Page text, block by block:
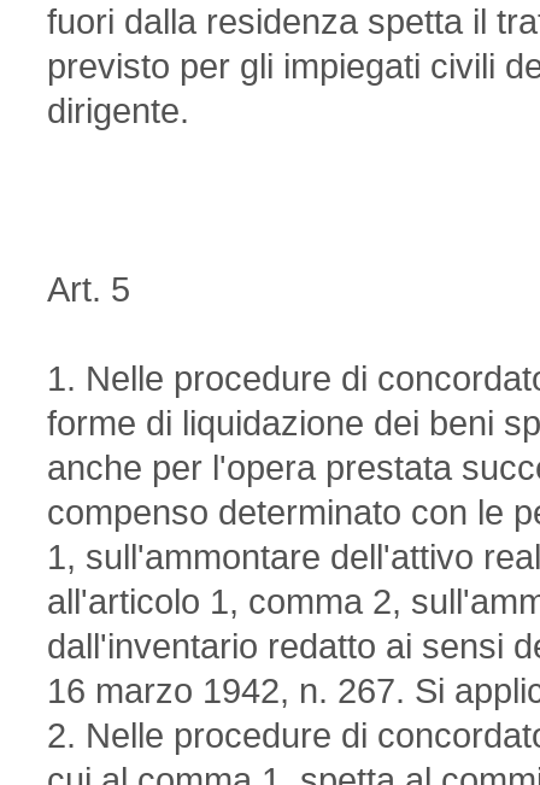
fuori dalla residenza spetta il
previsto per gli impiegati civili
dirigente.
Art. 5
1. Nelle procedure di
forme di liquidazione dei beni
anche per l'opera prestata
compenso determinato con le
1, sull'ammontare dell'attivo
all'articolo 1, comma 2,
dall'inventario redatto ai sensi
16 marzo 1942, n. 267. Si
2. Nelle procedure di